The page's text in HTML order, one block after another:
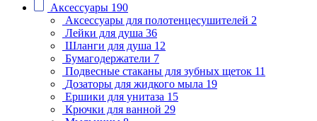
Аксессуары 190
Аксессуары для полотенцесушителей 2
Лейки для душа 36
Шланги для душа 12
Бумагодержатели 7
Подвесные стаканы для зубных щеток 11
Дозаторы для жидкого мыла 19
Ершики для унитаза 15
Крючки для ванной 29